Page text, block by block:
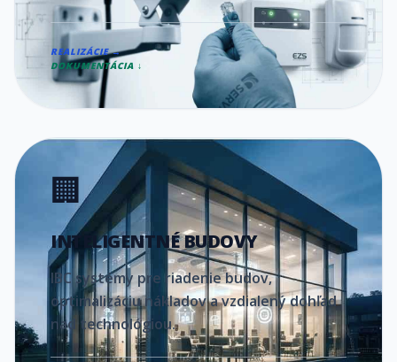
REALIZÁCIE →
DOKUMENTÁCIA ↓
🏢
INTELIGENTNÉ BUDOVY
IBC systémy pre riadenie budov,
optimalizáciu nákladov a vzdialený dohľad
nad technológiou.